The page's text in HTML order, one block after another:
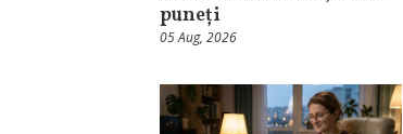
puneți
05 Aug, 2026